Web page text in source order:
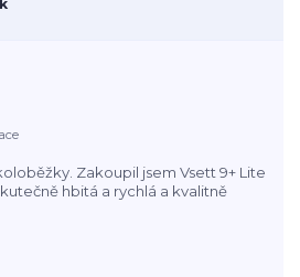
Zakoupil jsem Vsett 9+ Lite
hbitá a rychlá a kvalitně